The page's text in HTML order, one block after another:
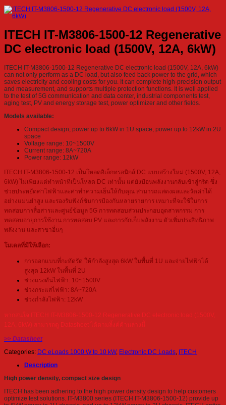
ITECH IT-M3806-1500-12 Regenerative
DC electronic load (1500V, 12A, 6kW)
ITECH IT-M3806-1500-12 Regenerative DC electronic load (1500V, 12A, 6kW)
can not only perform as a DC load, but also feed back power to the grid, which
saves electricity and cooling costs for you. It can complete high-precision output
and measurement, and supports multiple protection functions. It is well applied
to the test of 5G communication and data center, industrial components test,
aging test, PV and energy storage test, power optimizer and other fields.
Models available:
Compact design, power up to 6kW in 1U space, power up to 12kW in 2U
space
Voltage range: 10~1500V
Current range: 8A~720A
Power range: 12kW
ITECH IT-M3806-1500-12 เป็นโหลดอิเล็กทรอนิกส์ DC แบบสร้างใหม่ (1500V, 12A,
6kW) ไม่เพียงแต่ทำหน้าที่เป็นโหลด DC เท่านั้น แต่ยังป้อนพลังงานกลับเข้าสู่กริด ซึ่ง
ช่วยประหยัดค่าไฟฟ้าและค่าทำความเย็นให้กับคุณ สามารถแสดงผลและวัดค่าได้
อย่างแม่นยำสูง และรองรับฟังก์ชันการป้องกันหลายรายการ เหมาะที่จะใช้ในการ
ทดสอบการสื่อสารและศูนย์ข้อมูล 5G การทดสอบส่วนประกอบอุตสาหกรรม การ
ทดสอบอายุการใช้งาน การทดสอบ PV และการกักเก็บพลังงาน ตัวเพิ่มประสิทธิภาพ
พลังงาน และสาขาอื่นๆ
โมเดลที่มีให้เลือก:
การออกแบบที่กะทัดรัด ให้กำลังสูงสุด 6kW ในพื้นที่ 1U และจ่ายไฟฟ้าได้
สูงสุด 12kW ในพื้นที่ 2U
ช่วงแรงดันไฟฟ้า: 10~1500V
ช่วงกระแสไฟฟ้า: 8A~720A
ช่วงกำลังไฟฟ้า: 12kW
หากสนใจ ITECH IT-M3806-1500-12 Regenerative DC electronic load (1500V,
12A, 6kW) สามารถดู Datasheet ได้ตามลิ้งค์ด้านล่างนี้
>> Datasheet
Categories: DC eLoads 1000 W to 10 kW, Electronic DC Loads, ITECH
Description
High power density, compact size design
ITECH has been adhering to the high power density design to help customers
optimize test solutions. IT-M3800 series (ITECH IT-M3806-1500-12) provide up